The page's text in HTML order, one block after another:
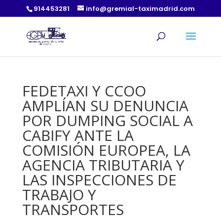
914453281 info@gremial-taximadrid.com
FEDETAXI Y CCOO
AMPLÍAN SU DENUNCIA
POR DUMPING SOCIAL A
CABIFY ANTE LA
COMISIÓN EUROPEA, LA
AGENCIA TRIBUTARIA Y
LAS INSPECCIONES DE
TRABAJO Y
TRANSPORTES